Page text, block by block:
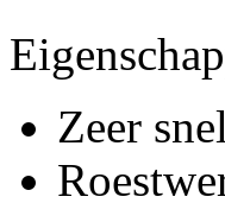
Zeer